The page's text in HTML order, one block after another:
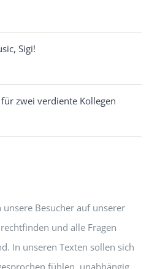
Sigi!
zwei verdiente Kollegen
Besucher auf unserer
und alle Fragen
In unseren Texten sollen sich
fühlen, unabhängig